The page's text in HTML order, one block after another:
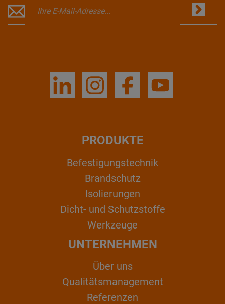
PRODUKTE
Befestigungstechnik
Brandschutz
Isolierungen
Dicht- und Schutzstoffe
Werkzeuge
UNTERNEHMEN
Über uns
Qualitätsmanagement
Referenzen